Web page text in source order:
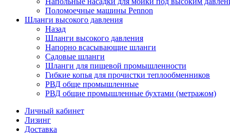
Поломоечные машины Pennon
Шланги высокого давления
Назад
Шланги высокого давления
Напорно всасывающие шланги
Садовые шланги
Шланги для пищевой промышленности
Гибкие копья для прочистки теплообменников
РВД обще промышленные
РВД общие промышленные бухтами (метражом)
Личный кабинет
Лизинг
Доставка